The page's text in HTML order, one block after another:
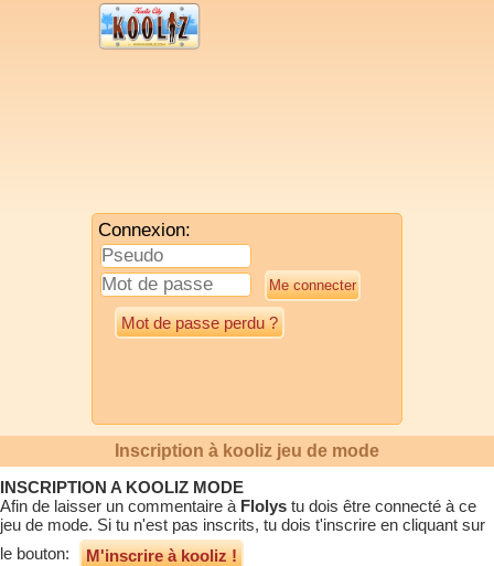
Connexion:
Mot de passe perdu ?
Inscription à kooliz jeu de mode
INSCRIPTION A KOOLIZ MODE
Afin de laisser un commentaire à Flolys tu dois être connecté à ce
jeu de mode. Si tu n'est pas inscrits, tu dois t'inscrire en cliquant sur
le bouton:
M'inscrire à kooliz !